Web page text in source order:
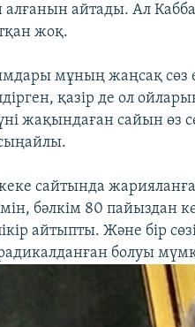
айтады. Ал
жоқ.
мұның жаңсақ сөз
қазір де ол
жақындаған сайын өз
сайтында
бәлкім 80 пайыздан
айтыпты. Және бір
болуы